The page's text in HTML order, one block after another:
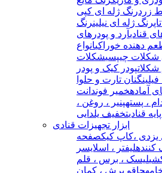
زردرنگ ژله ای کپی
رنگ ژله ای نیلینرنگ
قنادیآرد و پودرهای
دهنده خوراکیانواع
شکلات چیپسیشکلات
پودر کیک و پودر
نان تارت و حلوا
آمادهخمیر فوندانت
، پستهپنیر ، روغن ،
قنادیتخفیف یلدایی
ابزار تجهیزات قنادی
،کاپ کیکصفحه
کنندهلیفتر ، اسلایسر
لیسک ، برس ، قلم
چاقو برش ، کمان